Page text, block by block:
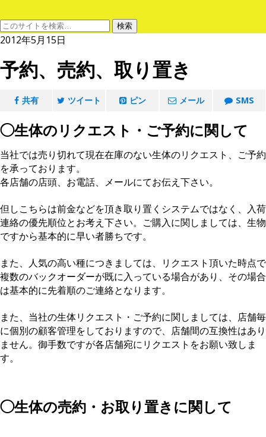
2012年5月15日
予約、売約、取り置き
共有 ツイート ピン メール SMS
◯生体のリクエスト・ご予約に関して
当社では売り切れて現在在庫のない生体のリクエスト、ご予約
を承っております。
各店舗の店頭、お電話、メールにてお伝え下さい。
但しこちらは前金などを頂き取り置くシステムではなく、入荷
連絡の優先順位とお考え下さい。ご購入に関しましては、生物
ですから基本的に早い者勝ちです。
また、人気の高い種につきましては、リクエスト頂いた時点で
複数のバックオーダーが既に入っている場合があり、その場合
は基本的に先着順のご連絡となります。
また、当社の生体リクエスト・ご予約に関しましては、店舗毎
に個別の顧客管理をしておりますので、店舗間の互換性はあり
ません。御手数ですが各店舗宛にリクエストをお願い致しま
す。
◯生体の売約・お取り置きに関して